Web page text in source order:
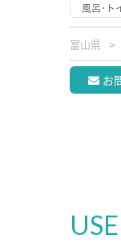
風呂･ト
富山県
お